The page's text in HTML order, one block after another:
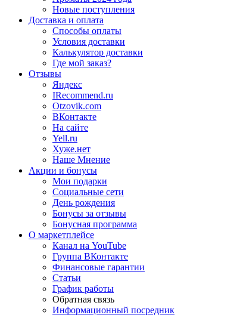
Новые поступления
Доставка и оплата
Способы оплаты
Условия доставки
Калькулятор доставки
Где мой заказ?
Отзывы
Яндекс
IRecommend.ru
Otzovik.com
ВКонтакте
На сайте
Yell.ru
Хуже.нет
Наше Мнение
Акции и бонусы
Мои подарки
Социальные сети
День рождения
Бонусы за отзывы
Бонусная программа
О маркетплейсе
Канал на YouTube
Группа ВКонтакте
Финансовые гарантии
Статьи
График работы
Обратная связь
Информационный посредник